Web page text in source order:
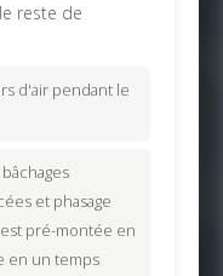
reste de
d'air pendant le
et phasage
pré-montée en
en un temps